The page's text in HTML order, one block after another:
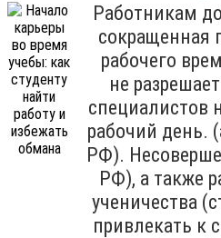
Работникам
сокращенная
рабочего
не
специалистов
рабочий день.
РФ).
РФ), а также
ученичества
привлекать к